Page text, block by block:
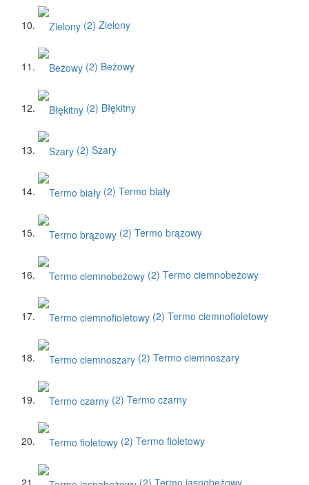
(2) Zielony
(2) Beżowy
(2) Błękitny
(2) Szary
(2) Termo biały
(2) Termo brązowy
(2) Termo ciemnobeżowy
(2) Termo ciemnofioletowy
(2) Termo ciemnoszary
(2) Termo czarny
(2) Termo fioletowy